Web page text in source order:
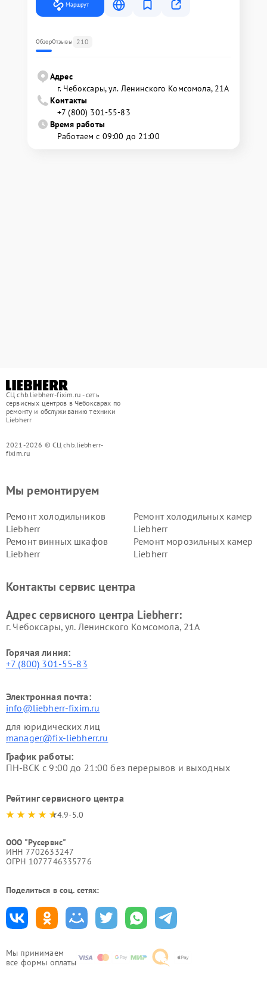
Маршрут
ОбзорОтзывы 210
Адрес
г. Чебоксары, ул. Ленинского Комсомола, 21А
Контакты
+7 (800) 301-55-83
Время работы
Работаем с 09:00 до 21:00
СЦ chb.liebherr-fixim.ru - сеть
сервисных центров в Чебоксарах по
ремонту и обслуживанию техники
Liebherr
2021-2026 © СЦ chb.liebherr-
fixim.ru
Мы принимаем
все формы оплаты
Мы ремонтируем
Ремонт холодильников
Liebherr
Ремонт холодильных камер
Liebherr
Ремонт винных шкафов
Liebherr
Ремонт морозильных камер
Liebherr
Контакты сервис центра
Адрес сервисного центра Liebherr:
г. Чебоксары, ул. Ленинского Комсомола, 21А
Горячая линия:
+7 (800) 301-55-83
Электронная почта:
info@liebherr-fixim.ru
для юридических лиц
manager@fix-liebherr.ru
График работы:
ПН-ВСК с 9:00 до 21:00 без перерывов и выходных
Рейтинг сервисного центра
4.9-5.0
ООО "Русервис"
ИНН 7702633247
ОГРН 1077746335776
Поделиться в соц. сетях: